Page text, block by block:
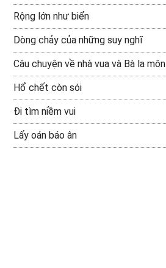
Rộng lớn như biển
Dòng chảy của những suy nghĩ
Câu chuyện về nhà vua và Bà la môn
Hổ chết còn sói
Đi tìm niềm vui
Lấy oán báo ân